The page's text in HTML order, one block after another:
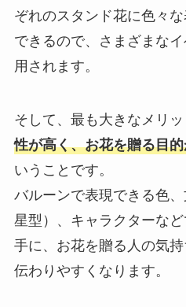
ぞれのスタンド花に色々
できるので、さまざまな
用されます。
そして、最も大きなメリ
性が高く、お花を贈る目
いうことです。
バルーンで表現できる色、
星型）、キャラクターな
手に、お花を贈る人の気
伝わりやすくなります。